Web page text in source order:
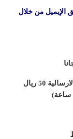
من خلال
لمن هم خارج مدينة الرياض يضاف قيمة الارسالية 50 ريال